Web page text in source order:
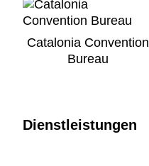
Catalonia Convention
Bureau
Dienstleistungen